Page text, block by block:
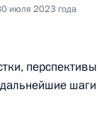
июля 2023 года
перспективы
шаги